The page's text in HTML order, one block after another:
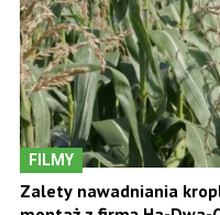
FILMY
Zalety nawadniania